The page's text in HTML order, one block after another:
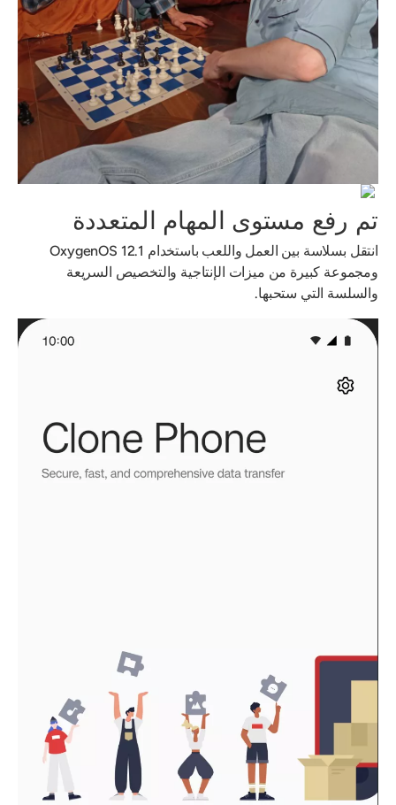
تم رفع مستوى المهام المتعددة
انتقل بسلاسة بين العمل واللعب باستخدام OxygenOS 12.1
ومجموعة كبيرة من ميزات الإنتاجية والتخصيص السريعة
والسلسة التي ستحبها.